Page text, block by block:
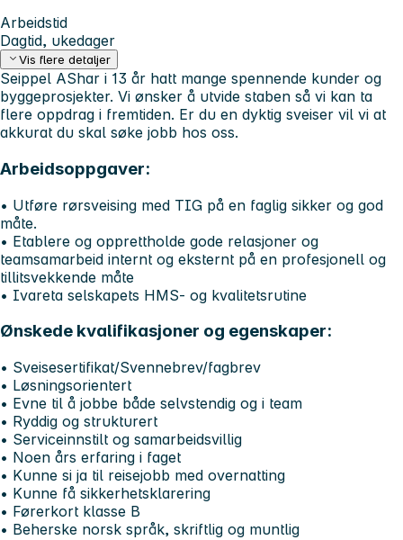
Arbeidstid
Dagtid, ukedager
Vis flere detaljer
Seippel AShar i 13 år hatt mange spennende kunder og
byggeprosjekter. Vi ønsker å utvide staben så vi kan ta
flere oppdrag i fremtiden. Er du en dyktig sveiser vil vi at
akkurat du skal søke jobb hos oss.
Arbeidsoppgaver:
• Utføre rørsveising med TIG på en faglig sikker og god
måte.
• Etablere og opprettholde gode relasjoner og
teamsamarbeid internt og eksternt på en profesjonell og
tillitsvekkende måte
• Ivareta selskapets HMS- og kvalitetsrutine
Ønskede kvalifikasjoner og egenskaper:
• Sveisesertifikat/Svennebrev/fagbrev
• Løsningsorientert
• Evne til å jobbe både selvstendig og i team
• Ryddig og strukturert
• Serviceinnstilt og samarbeidsvillig
• Noen års erfaring i faget
• Kunne si ja til reisejobb med overnatting
• Kunne få sikkerhetsklarering
• Førerkort klasse B
• Beherske norsk språk, skriftlig og muntlig